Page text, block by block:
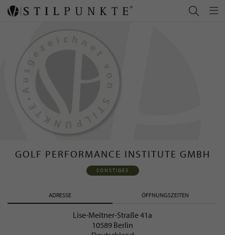
GOLF PERFORMANCE INSTITUTE GMBH
SONSTIGES
ADRESSE ÖFFNUNGSZEITEN
Lise-Meitner-Straße 41a
10589 Berlin